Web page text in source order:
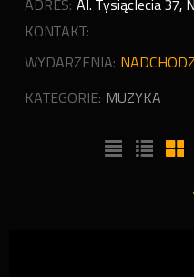
ADRES: Al. Tysiąclecia 37,
KONTAKT:
WYDARZENIA:
KATEGORIE: MUZYKA